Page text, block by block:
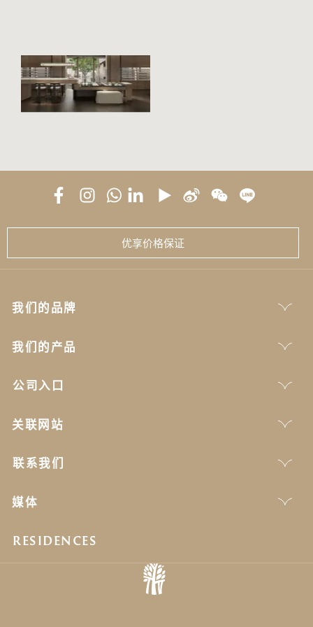
悦榕阁
优享价格保证
我们的品牌
我们的产品
公司入口
关联网站
联系我们
媒体
RESIDENCES